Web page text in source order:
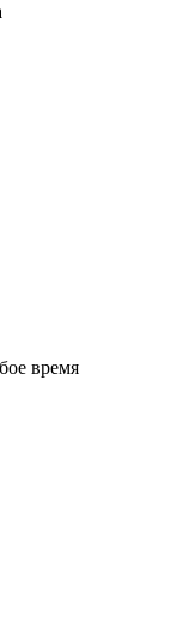
время